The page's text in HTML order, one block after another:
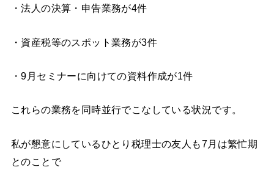
・法人の決算・申告業務が4件
・資産税等のスポット業務が3件
・9月セミナーに向けての資料作成が1件
これらの業務を同時並行でこなしている状況です。
私が懇意にしているひとり税理士の友人も7月は繁忙期
とのことで